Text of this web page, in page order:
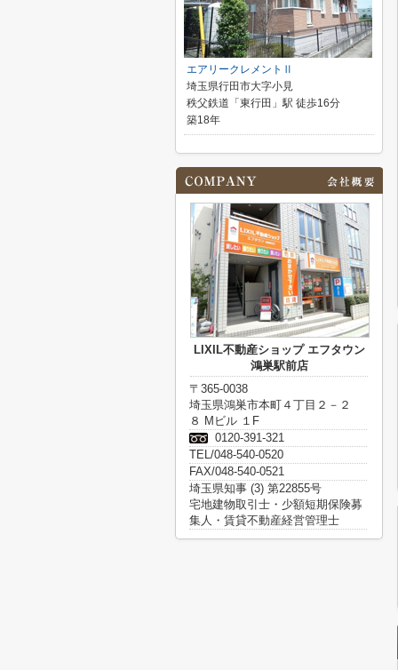
エアリークレメントⅡ
埼玉県行田市大字小見
秩父鉄道「東行田」駅 徒歩16分
築18年
LIXIL不動産ショップ エフタウン
鴻巣駅前店
〒365-0038
埼玉県鴻巣市本町４丁目２－２
８ Mビル １F
0120-391-321
TEL/048-540-0520
FAX/048-540-0521
埼玉県知事 (3) 第22855号
宅地建物取引士・少額短期保険募
集人・賃貸不動産経営管理士